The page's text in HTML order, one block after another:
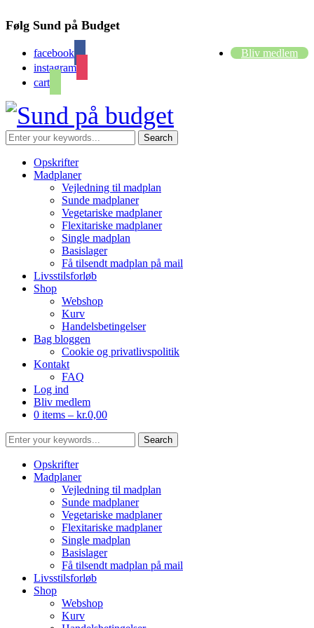
Følg Sund på Budget
facebook
instagram
cart
Bliv medlem
Opskrifter
Madplaner
Vejledning til madplan
Sunde madplaner
Vegetariske madplaner
Flexitariske madplaner
Single madplan
Basislager
Få tilsendt madplan på mail
Livsstilsforløb
Shop
Webshop
Kurv
Handelsbetingelser
Bag bloggen
Cookie og privatlivspolitik
Kontakt
FAQ
Log ind
Bliv medlem
0 items – kr.0,00
Opskrifter
Madplaner
Vejledning til madplan
Sunde madplaner
Vegetariske madplaner
Flexitariske madplaner
Single madplan
Basislager
Få tilsendt madplan på mail
Livsstilsforløb
Shop
Webshop
Kurv